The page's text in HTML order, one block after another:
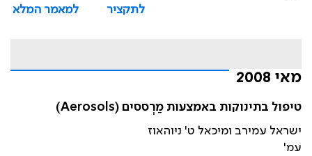
לתקציר
למאמר המלא
מאי 2008
טיפול בתינוקות באמצעות מַרְססים (Aerosols)
ישראל עמירב ומיכאל ט' ניוהאוז
עמ'